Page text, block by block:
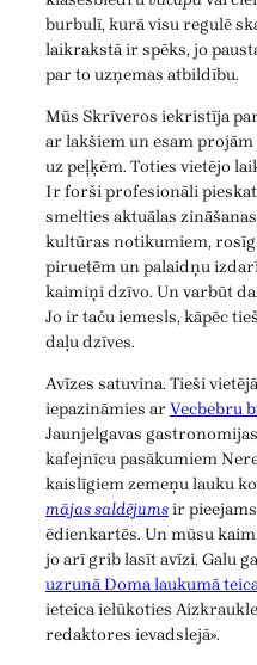
burbulī, kurā visu regulē
laikrakstā ir spēks, jo
par to uzņemas atbildību.
Mūs Skrīveros iekristīja
ar lakšiem un esam
uz peļķēm. Toties vietējo
Ir forši profesionāli
smelties aktuālas
kultūras notikumiem,
piruetēm un palaidņu
kaimiņi dzīvo. Un varbūt
Jo ir taču iemesls, kāpēc
daļu dzīves.
Avīzes satuvina. Tieši
iepazināmies arVecbebru
Jaunjelgavas
kafejnīcu pasākumiem
kaislīgiem zemeņu lauku
mājas saldējumsir
ēdienkartēs. Un mūsu
jo arī grib lasīt avīzi. Galu
uzrunā Doma laukumā
ieteica ielūkoties
redaktores ievadslejā».